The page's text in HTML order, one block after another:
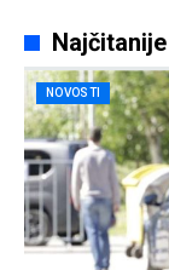
NOVOSTI